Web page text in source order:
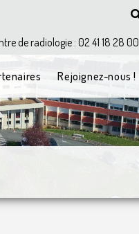
de radiologie : 02 41 18 28 00
Rejoignez-nous !